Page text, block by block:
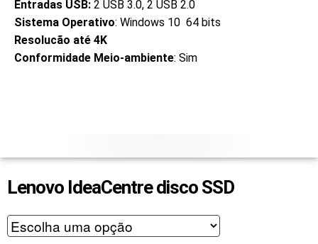
Entradas USB: 2 USB 3.0, 2 USB 2.0
Sistema Operativo: Windows 10 64 bits
Resolucão até 4K
Conformidade Meio-ambiente: Sim
Lenovo IdeaCentre disco SSD